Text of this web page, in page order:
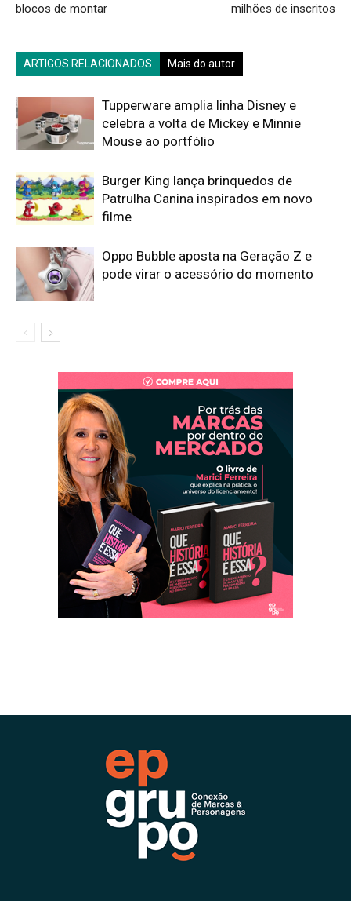
blocos de montar
milhões de inscritos
ARTIGOS RELACIONADOS Mais do autor
Tupperware amplia linha Disney e
celebra a volta de Mickey e Minnie
Mouse ao portfólio
Burger King lança brinquedos de
Patrulha Canina inspirados em novo
filme
Oppo Bubble aposta na Geração Z e
pode virar o acessório do momento